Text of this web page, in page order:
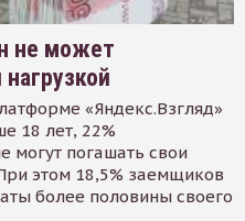
не может
«Яндекс.Взгляд»
18 лет, 22%
могут погашать свои
этом 18,5% заемщиков
более половины своего